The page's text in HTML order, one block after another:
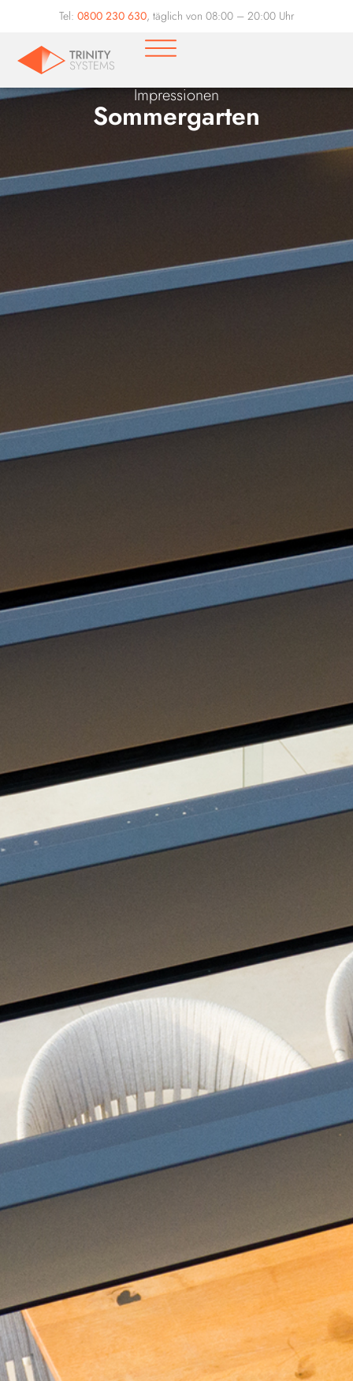
Tel: 0800 230 630, täglich von 08:00 – 20:00 Uhr
Impressionen
Sommergarten